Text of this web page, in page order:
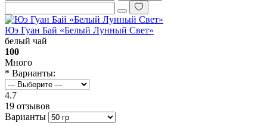
Юэ Гуан Бай «Белый Лунный Свет»
белый чай
100
Много
* Варианты:
4.7
19 отзывов
Варианты